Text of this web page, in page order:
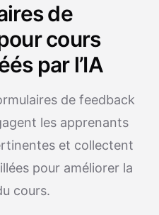
de
cours
par l’IA
de feedback
les apprenants
et collectent
pour améliorer la
cours.